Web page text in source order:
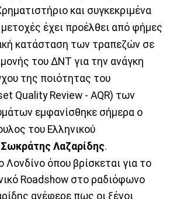
και συγκεκριμένα
έχει προέλθει από φήμες
κατάσταση των τραπεζών σε
του ΔΝΤ για την ανάγκη
της ποιότητας του
Quality Review - AQR) των
εμφανίσθηκε σήμερα ο
του Ελληνικού
Σωκράτης Λαζαρίδης.
όπου βρίσκεται για το
Roadshow στο ραδιόφωνο
ανέφερε πως οι ξένοι